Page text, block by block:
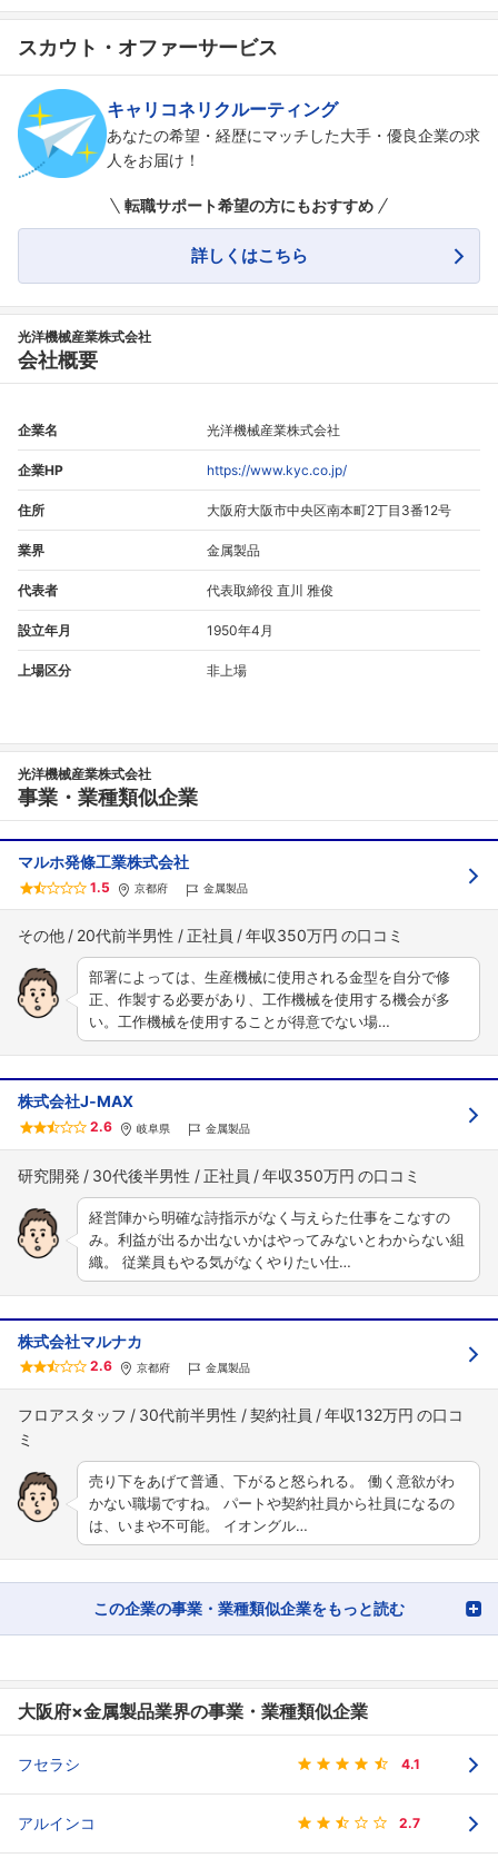
こちらの企業もフォローしませんか？
スカウト・オファーサービス
キャリコネリクルーティング
あなたの希望・経歴にマッチした大手・優良企業の求
人をお届け！
転職サポート希望の方にもおすすめ
詳しくはこちら
光洋機械産業株式会社
会社概要
企業名 光洋機械産業株式会社
企業HP https://www.kyc.co.jp/
住所 大阪府大阪市中央区南本町2丁目3番12号
業界 金属製品
代表者 代表取締役 直川 雅俊
設立年月 1950年4月
上場区分 非上場
光洋機械産業株式会社
事業・業種類似企業
マルホ発條工業株式会社
1.5 京都府 金属製品
その他 20代前半男性 正社員 年収350万円
部署によっては、生産機械に使用される金型を自分で修
正、作製する必要があり、工作機械を使用する機会が多
い。工作機械を使用することが得意でない場…
株式会社J‐MAX
2.6 岐阜県 金属製品
研究開発 30代後半男性 正社員 年収350万円
経営陣から明確な詩指示がなく与えらた仕事をこなすの
み。利益が出るか出ないかはやってみないとわからない組
織。 従業員もやる気がなくやりたい仕…
株式会社マルナカ
2.6 京都府 金属製品
フロアスタッフ 30代前半男性 契約社員 年収132万円
売り下をあげて普通、下がると怒られる。 働く意欲がわ
かない職場ですね。 パートや契約社員から社員になるの
は、いまや不可能。 イオングル…
この企業の事業・業種類似企業をもっと読む
大阪府×金属製品業界の事業・業種類似企業
フセラシ 4.1
アルインコ 2.7